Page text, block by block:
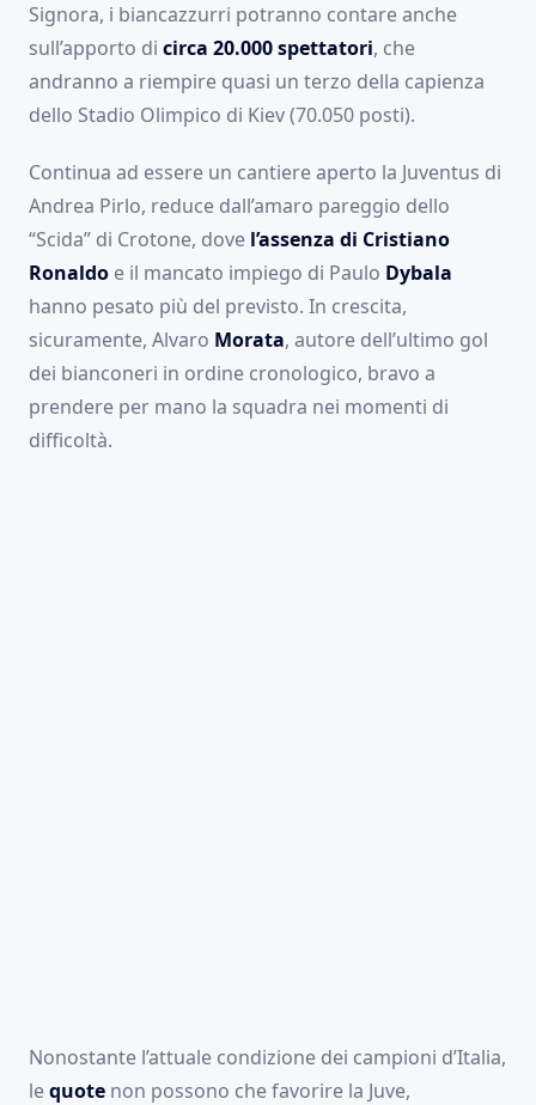
Signora, i biancazzurri potranno contare anche
sull’apporto di circa 20.000 spettatori, che
andranno a riempire quasi un terzo della capienza
dello Stadio Olimpico di Kiev (70.050 posti).
Continua ad essere un cantiere aperto la Juventus di
Andrea Pirlo, reduce dall’amaro pareggio dello
“Scida” di Crotone, dove l’assenza di Cristiano
Ronaldo e il mancato impiego di Paulo Dybala
hanno pesato più del previsto. In crescita,
sicuramente, Alvaro Morata, autore dell’ultimo gol
dei bianconeri in ordine cronologico, bravo a
prendere per mano la squadra nei momenti di
difficoltà.
Nonostante l’attuale condizione dei campioni d’Italia,
lequote non possono che favorire la Juve,